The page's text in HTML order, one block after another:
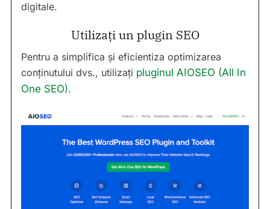
digitale.
Utilizați un plugin SEO
Pentru a simplifica și eficientiza optimizarea
conținutului dvs., utilizați pluginul AIOSEO (All In
One SEO).